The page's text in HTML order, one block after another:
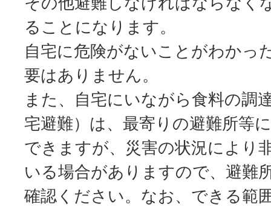
ることになります。
自宅に危険がないことがわかっ
要はありません。
また、自宅にいながら食料の調
宅避難）は、最寄りの避難所等
できますが、災害の状況により
いる場合がありますので、避難
確認ください。なお、できる範